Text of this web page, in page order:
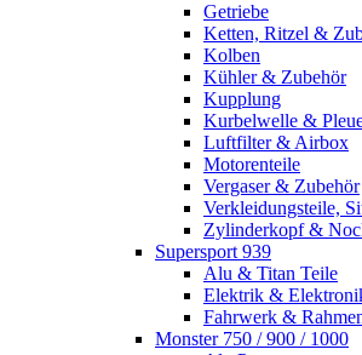
Getriebe
Ketten, Ritzel &
Kolben
Kühler & Zubehör
Kupplung
Kurbelwelle &
Luftfilter & Airbox
Motorenteile
Vergaser & Zubehör
Verkleidungsteile,
Zylinderkopf &
Supersport 939
Alu & Titan Teile
Elektrik &
Fahrwerk &
Monster 750 / 900 / 1000